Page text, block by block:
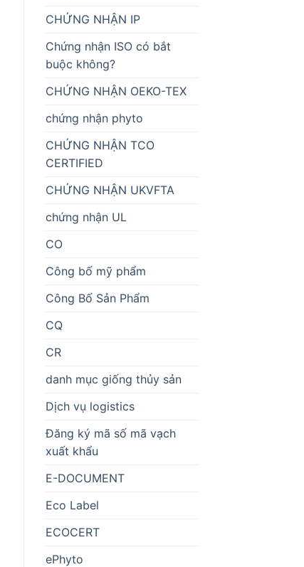
CHỨNG NHẬN IP
Chứng nhận ISO có bắt
buộc không?
CHỨNG NHẬN OEKO-TEX
chứng nhận phyto
CHỨNG NHẬN TCO
CERTIFIED
CHỨNG NHẬN UKVFTA
chứng nhận UL
CO
Công bố mỹ phẩm
Công Bố Sản Phẩm
CQ
CR
danh mục giống thủy sản
Dịch vụ logistics
Đăng ký mã số mã vạch
xuất khẩu
E-DOCUMENT
Eco Label
ECOCERT
ePhyto